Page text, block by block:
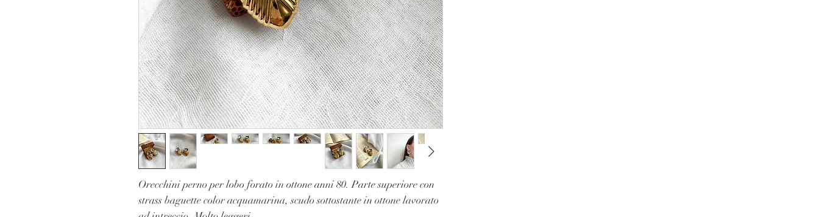
Orecchini perno per lobo forato in ottone anni 80. Parte superiore con
strass baguette color acquamarina, scudo sottostante in ottone lavorato